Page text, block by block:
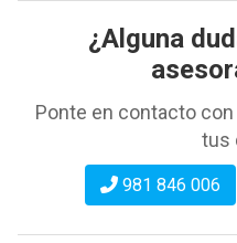
¿Alguna
Ponte en contacto
tus
981 846 006